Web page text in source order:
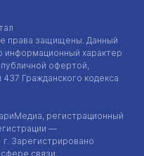
права защищены. Данный
информационный характер
публичной офертой,
Гражданского кодекса
регистрационный
—
г. Зарегистрировано
связи,